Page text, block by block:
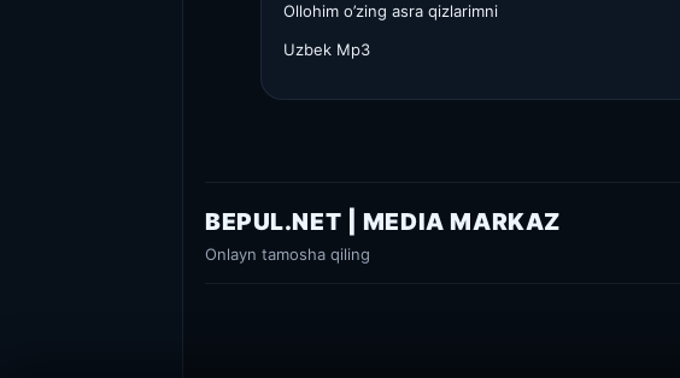
Ollohim o’zing asra qizlarimni
Uzbek Mp3
BEPUL.NET | MEDIA MARKAZ
Onlayn tamosha qiling